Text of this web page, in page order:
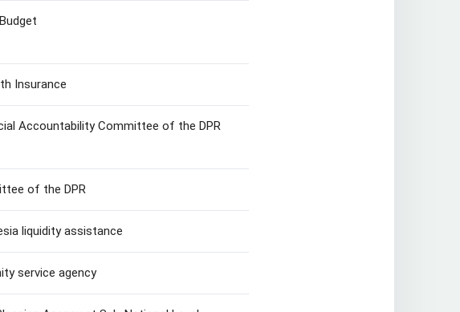
Insurance
Accountability Committee of the DPR
of the DPR
liquidity assistance
service agency